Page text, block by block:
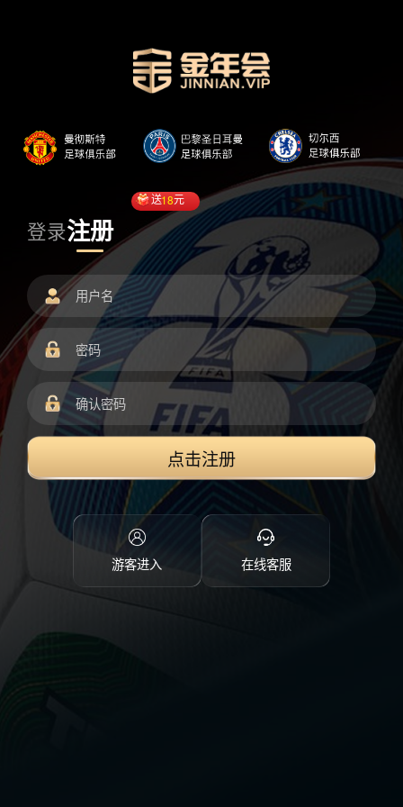
登录注册
送18元
点击注册
游客进入 在线客服